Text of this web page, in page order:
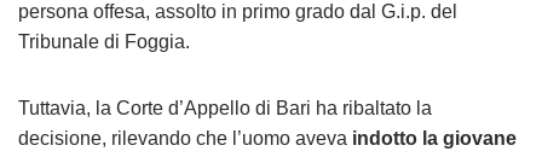
persona offesa, assolto in primo grado dal G.i.p. del
Tribunale di Foggia.
Tuttavia, la Corte d’Appello di Bari ha ribaltato la
decisione, rilevando che l’uomo aveva indotto la giovane